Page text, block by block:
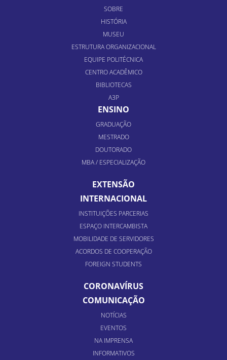
SOBRE
HISTÓRIA
MUSEU
ESTRUTURA ORGANIZACIONAL
EQUIPE POLITÉCNICA
CENTRO ACADÊMICO
BIBLIOTECAS
A3P
ENSINO
GRADUAÇÃO
MESTRADO
DOUTORADO
MBA / ESPECIALIZAÇÃO
EXTENSÃO
INTERNACIONAL
INSTITUIÇÕES PARCERIAS
ESPAÇO INTERCAMBISTA
MOBILIDADE DE SERVIDORES
ACORDOS DE COOPERAÇÃO
FOREIGN STUDENTS
CORONAVÍRUS
COMUNICAÇÃO
NOTÍCIAS
EVENTOS
NA IMPRENSA
INFORMATIVOS